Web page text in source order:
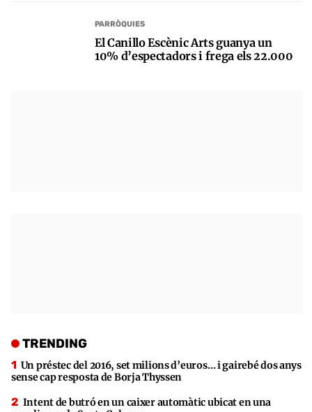
PARRÒQUIES
El Canillo Escènic Arts guanya un
10% d’espectadors i frega els 22.000
TRENDING
Un préstec del 2016, set milions d’euros… i gairebé dos anys
sense cap resposta de Borja Thyssen
Intent de butró en un caixer automàtic ubicat en una